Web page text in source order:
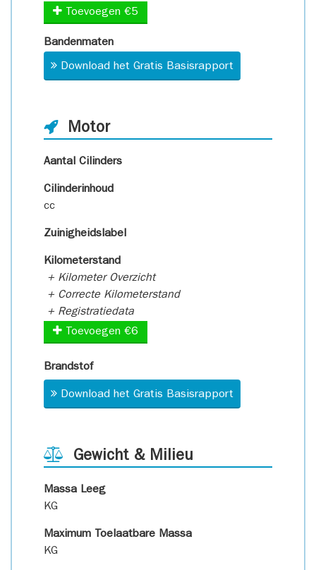
Toevoegen €5
Bandenmaten
Download het Gratis Basisrapport
Motor
Aantal Cilinders
Cilinderinhoud
cc
Zuinigheidslabel
Kilometerstand
+ Kilometer Overzicht
+ Correcte Kilometerstand
+ Registratiedata
Toevoegen €6
Brandstof
Download het Gratis Basisrapport
Gewicht & Milieu
Massa Leeg
KG
Maximum Toelaatbare Massa
KG